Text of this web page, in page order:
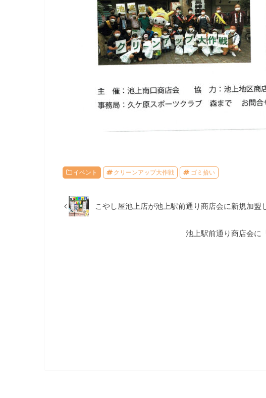
イベント クリーンアップ大作戦 ゴミ拾い
こやし屋池上店が池上駅前通り商店会に新規加盟
池上駅前通り商店会に